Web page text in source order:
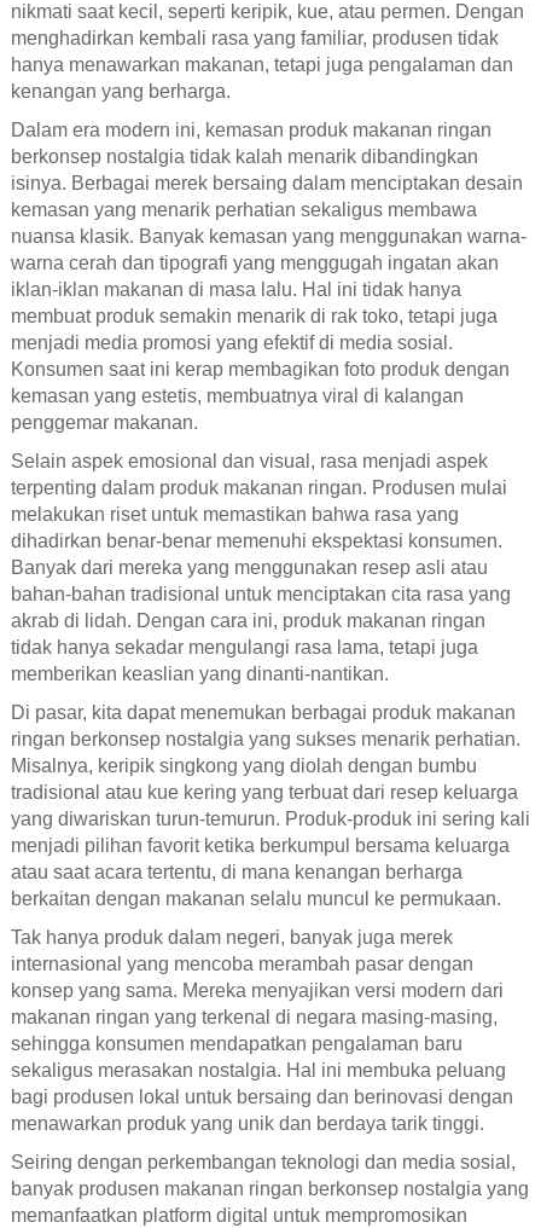
nikmati saat kecil, seperti keripik, kue, atau permen. Dengan
menghadirkan kembali rasa yang familiar, produsen tidak
hanya menawarkan makanan, tetapi juga pengalaman dan
kenangan yang berharga.
Dalam era modern ini, kemasan produk makanan ringan
berkonsep nostalgia tidak kalah menarik dibandingkan
isinya. Berbagai merek bersaing dalam menciptakan desain
kemasan yang menarik perhatian sekaligus membawa
nuansa klasik. Banyak kemasan yang menggunakan warna-
warna cerah dan tipografi yang menggugah ingatan akan
iklan-iklan makanan di masa lalu. Hal ini tidak hanya
membuat produk semakin menarik di rak toko, tetapi juga
menjadi media promosi yang efektif di media sosial.
Konsumen saat ini kerap membagikan foto produk dengan
kemasan yang estetis, membuatnya viral di kalangan
penggemar makanan.
Selain aspek emosional dan visual, rasa menjadi aspek
terpenting dalam produk makanan ringan. Produsen mulai
melakukan riset untuk memastikan bahwa rasa yang
dihadirkan benar-benar memenuhi ekspektasi konsumen.
Banyak dari mereka yang menggunakan resep asli atau
bahan-bahan tradisional untuk menciptakan cita rasa yang
akrab di lidah. Dengan cara ini, produk makanan ringan
tidak hanya sekadar mengulangi rasa lama, tetapi juga
memberikan keaslian yang dinanti-nantikan.
Di pasar, kita dapat menemukan berbagai produk makanan
ringan berkonsep nostalgia yang sukses menarik perhatian.
Misalnya, keripik singkong yang diolah dengan bumbu
tradisional atau kue kering yang terbuat dari resep keluarga
yang diwariskan turun-temurun. Produk-produk ini sering kali
menjadi pilihan favorit ketika berkumpul bersama keluarga
atau saat acara tertentu, di mana kenangan berharga
berkaitan dengan makanan selalu muncul ke permukaan.
Tak hanya produk dalam negeri, banyak juga merek
internasional yang mencoba merambah pasar dengan
konsep yang sama. Mereka menyajikan versi modern dari
makanan ringan yang terkenal di negara masing-masing,
sehingga konsumen mendapatkan pengalaman baru
sekaligus merasakan nostalgia. Hal ini membuka peluang
bagi produsen lokal untuk bersaing dan berinovasi dengan
menawarkan produk yang unik dan berdaya tarik tinggi.
Seiring dengan perkembangan teknologi dan media sosial,
banyak produsen makanan ringan berkonsep nostalgia yang
memanfaatkan platform digital untuk mempromosikan